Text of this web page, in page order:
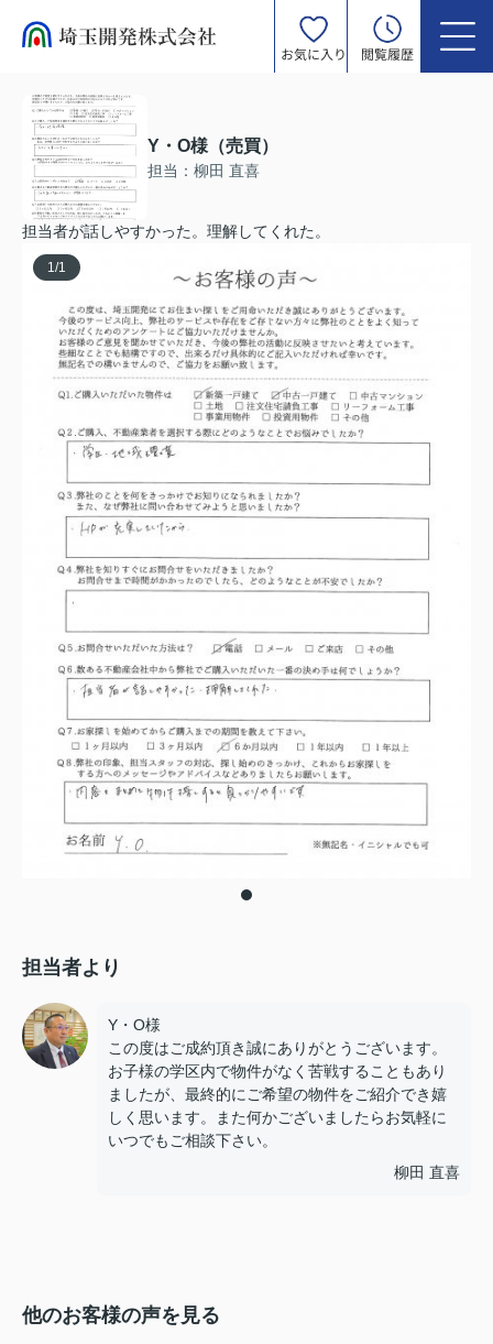
お気に入り 閲覧履歴
Y・O様（売買）
担当：柳田 直喜
担当者が話しやすかった。理解してくれた。
1 /1
担当者より
Y・O様
この度はご成約頂き誠にありがとうございます。
お子様の学区内で物件がなく苦戦することもあり
ましたが、最終的にご希望の物件をご紹介でき嬉
しく思います。また何かございましたらお気軽に
いつでもご相談下さい。
柳田 直喜
他のお客様の声を見る